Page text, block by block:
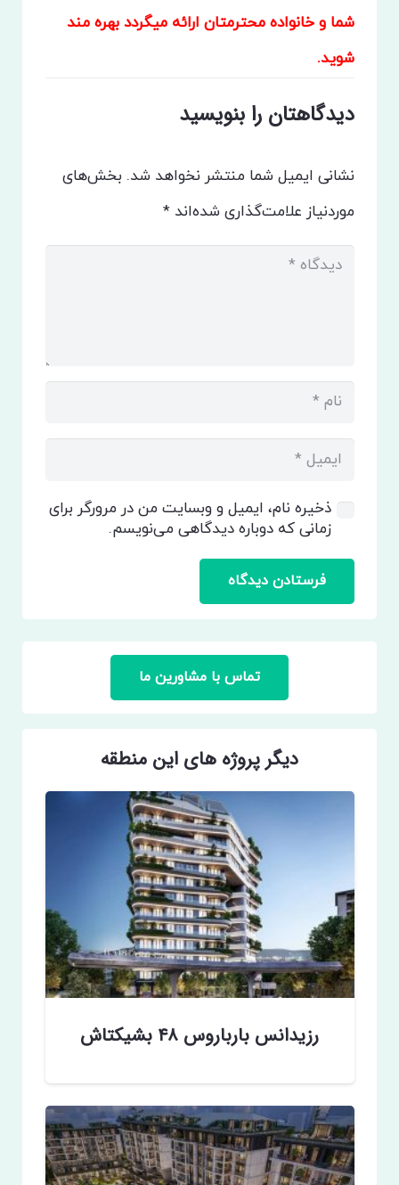
شما و خانواده محترمتان ارائه میگردد بهره مند
شوید.
دیدگاهتان را بنویسید
نشانی ایمیل شما منتشر نخواهد شد. بخش‌های
موردنیاز علامت‌گذاری شده‌اند*
ذخیره نام، ایمیل و وبسایت من در مرورگر برای
زمانی که دوباره دیدگاهی می‌نویسم.
فرستادن دیدگاه
تماس با مشاورین ما
دیگر پروژه های این منطقه
رزیدانس بارباروس ۴۸ بشیکتاش